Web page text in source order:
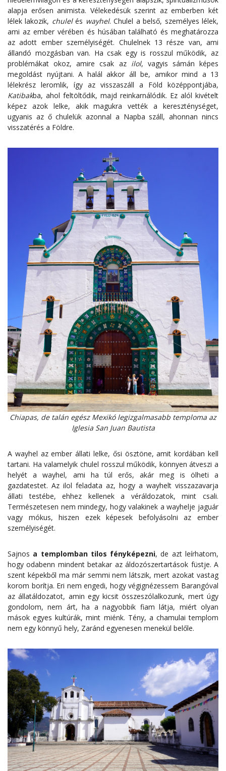
alapja erősen animista. Vélekedésük szerint az emberben két
lélek lakozik, chulelés wayhel. Chulel a belső, személyes lélek,
ami az ember vérében és húsában található és meghatározza
az adott ember személyiségét. Chulelnek 13 része van, ami
állandó mozgásban van. Ha csak egy is rosszul működik, az
problémákat okoz, amire csak az ilol, vagyis sámán képes
megoldást nyújtani. A halál akkor áll be, amikor mind a 13
lélekrész leromlik, így az visszaszáll a Föld középpontjába,
Katibakba, ahol feltöltődik, majd reinkarnálódik. Ez alól kivételt
képez azok lelke, akik magukra vették a kereszténységet,
ugyanis az ő chulelük azonnal a Napba száll, ahonnan nincs
visszatérés a Földre.
Chiapas, de talán egész Mexikó legizgalmasabb temploma az
Iglesia San Juan Bautista
A wayhel az ember állati lelke, ősi ösztöne, amit kordában kell
tartani. Ha valamelyik chulel rosszul működik, könnyen átveszi a
helyét a wayhel, ami ha túl erős, akár meg is ölheti a
gazdatestet. Az ilol feladata az, hogy a wayhelt visszazavarja
állati testébe, ehhez kellenek a véráldozatok, mint csali.
Természetesen nem mindegy, hogy valakinek a wayhelje jaguár
vagy mókus, hiszen ezek képesek befolyásolni az ember
személyiségét.
Sajnos a templomban tilos fényképezni, de azt leírhatom,
hogy odabenn mindent betakar az áldozószertartások füstje. A
szent képekből ma már semmi nem látszik, mert azokat vastag
korom borítja. Eri nem engedi, hogy végignézessem Barangóval
az állatáldozatot, amin egy kicsit összeszólalkozunk, mert úgy
gondolom, nem árt, ha a nagyobbik fiam látja, miért olyan
mások egyes kultúrák, mint miénk. Tény, a chamulai templom
nem egy könnyű hely, Zaránd egyenesen menekül belőle.